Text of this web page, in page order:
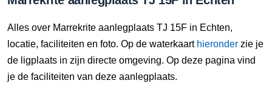
Alles over Marrekrite aanlegplaats TJ 15F in Echten,
locatie, faciliteiten en foto. Op de waterkaart hieronder zie je
de ligplaats in zijn directe omgeving. Op deze pagina vind
je de faciliteiten van deze aanlegplaats.